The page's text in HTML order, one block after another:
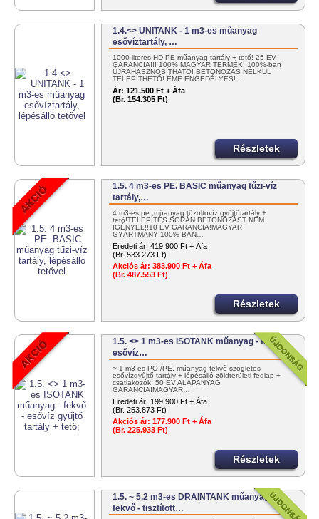
1.4.<> UNITANK - 1 m3-es műanyag
esővíztartály, …
1000 literes HD-PE műanyag tartály + tető! 25 ÉV
GARANCIA!!! 100% MAGYAR TERMÉK! 100%-ban
ÚJRAHASZNOSÍTHATÓ! BETONOZÁS NÉLKÜL
TELEPÍTHETŐ! ÉME ENGEDÉLYES! …
Ár: 121.500 Ft + Áfa
(Br. 154.305 Ft)
Részletek
1.5. 4 m3-es PE. BASIC műanyag tűzi-víz
tartály,…
4 m3-es pe. műanyag tűzoltóvíz gyűjtőtartály +
tető!TELEPÍTÉS SORÁN BETONOZÁST NEM
IGÉNYEL!!10 ÉV GARANCIA!MAGYAR
GYÁRTMÁNY!100%-BAN…
Eredeti ár: 419.900 Ft + Áfa
(Br. 533.273 Ft)
Akciós ár: 383.900 Ft + Áfa
(Br. 487.553 Ft)
Részletek
1.5. <> 1 m3-es ISOTANK műanyag - fekvő -
esővíz…
~ 1 m3-es PO./PE. műanyag fekvő szögletes
esővízgyűjtő tartály + lépésálló zöldterületi fedlap +
csatlakozók! 50 ÉV ALAPANYAG
GARANCIA!MAGYAR…
Eredeti ár: 199.900 Ft + Áfa
(Br. 253.873 Ft)
Akciós ár: 177.900 Ft + Áfa
(Br. 225.933 Ft)
Részletek
1.5. ~ 5,2 m3-es DRAINTANK műanyag -
fekvő - tisztított…